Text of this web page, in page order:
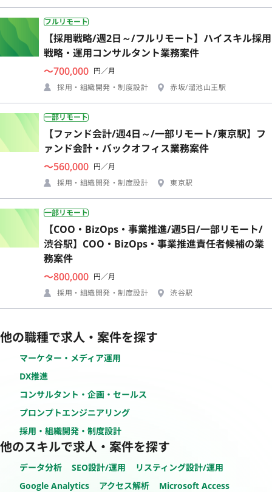
フルリモート
【採用戦略/週2日～/フルリモート】ハイスキル採用
戦略・運用コンサルタント業務案件
〜700,000 円／月
採用・組織開発・制度設計
赤坂/溜池山王駅
一部リモート
【ファンド会計/週4日～/一部リモート/東京駅】フ
ァンド会計・バックオフィス業務案件
〜560,000 円／月
採用・組織開発・制度設計
東京駅
一部リモート
【COO・BizOps・事業推進/週5日/一部リモート/
渋谷駅】COO・BizOps・事業推進責任者候補の業
務案件
〜800,000 円／月
採用・組織開発・制度設計
渋谷駅
他の職種で求人・案件を探す
マーケター・メディア運用
DX推進
コンサルタント・企画・セールス
プロンプトエンジニアリング
採用・組織開発・制度設計
他のスキルで求人・案件を探す
データ分析 SEO設計/運用
リスティング設計/運用
Google Analytics
アクセス解析 Microsoft Access